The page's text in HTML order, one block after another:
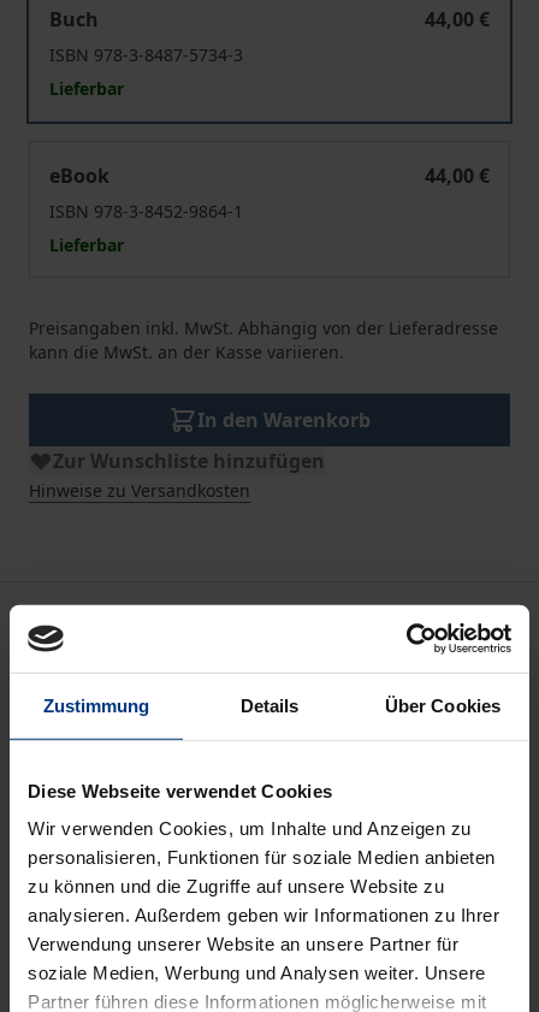
Zustimmung Details Über Cookies
Diese Webseite verwendet Cookies
Wir verwenden Cookies, um Inhalte und Anzeigen zu
personalisieren, Funktionen für soziale Medien anbieten
zu können und die Zugriffe auf unsere Website zu
analysieren. Außerdem geben wir Informationen zu Ihrer
Verwendung unserer Website an unsere Partner für
soziale Medien, Werbung und Analysen weiter. Unsere
Partner führen diese Informationen möglicherweise mit
Buch
44,00 €
ISBN 978-3-8487-5734-3
Lieferbar
eBook
44,00 €
ISBN 978-3-8452-9864-1
Lieferbar
Preisangaben inkl. MwSt. Abhängig von der Lieferadresse
kann die MwSt. an der Kasse variieren.
In den Warenkorb
Zur Wunschliste hinzufügen
Hinweise zu Versandkosten
Beschreibung
an Richard Rorty als einem politischen Denker und
Politik- und Demokratieverständnis ein und zeigt
seine Relevanz für aktuelle Debatten im Kontext der
Erosion liberaler Demokratie.
Rorty eröffnet eine Perspektive, die sowohl den
Impuls des postmodernen Individualismus als auch
das Ziel einer klassenlosen Gesellschaft aufnimmt.
Die Beiträge zeigen, dass er als politischer Denker